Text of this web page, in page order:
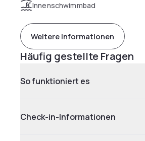
Innenschwimmbad
Weitere Informationen
Häufig gestellte Fragen
So funktioniert es
Check-in-Informationen